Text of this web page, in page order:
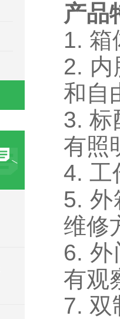
产品
1. 箱
2.
和自
3. 标
有照
4. 工
5. 外
维修
6.
有观
7. 双